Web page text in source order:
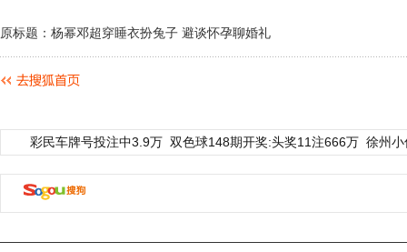
原标题：杨幂邓超穿睡衣扮兔子 避谈怀孕聊婚礼
彩民车牌号投注中3.9万 双色球148期开奖:头奖11注666万 徐州